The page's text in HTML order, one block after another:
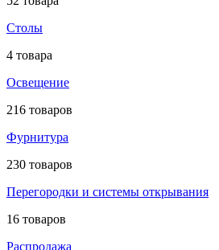
Столы
4 товара
Освещение
216 товаров
Фурнитура
230 товаров
Перегородки и системы открывания
16 товаров
Распродажа